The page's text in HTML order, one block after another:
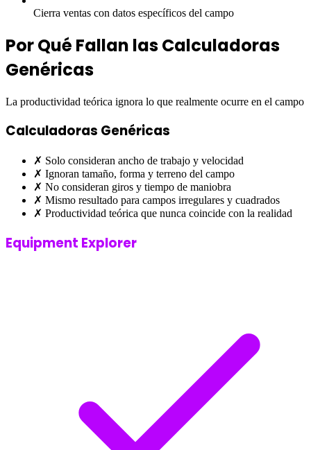
Cierra ventas con datos específicos del campo
Por Qué Fallan las Calculadoras
Genéricas
La productividad teórica ignora lo que realmente ocurre en el campo
Calculadoras Genéricas
✗ Solo consideran ancho de trabajo y velocidad
✗ Ignoran tamaño, forma y terreno del campo
✗ No consideran giros y tiempo de maniobra
✗ Mismo resultado para campos irregulares y cuadrados
✗ Productividad teórica que nunca coincide con la realidad
Equipment Explorer